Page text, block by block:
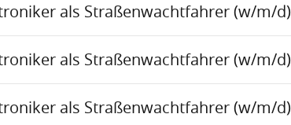
als Straßenwachtfahrer (w/m/d)
als Straßenwachtfahrer (w/m/d)
als Straßenwachtfahrer (w/m/d)